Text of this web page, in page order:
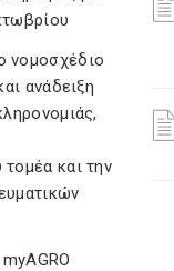
νομοσχέδιο
ανάδειξη
και την